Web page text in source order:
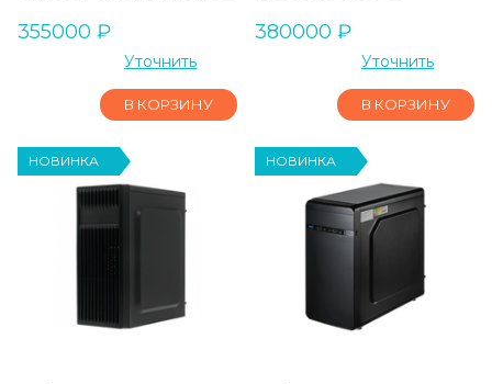
355000 ₽
Уточнить
В КОРЗИНУ
380000 ₽
Уточнить
В КОРЗИНУ
НОВИНКА НОВИНКА